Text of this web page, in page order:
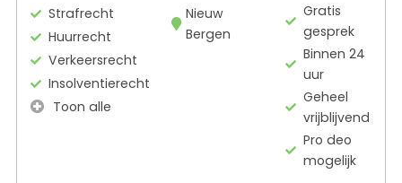
Strafrecht
Huurrecht
Verkeersrecht
Insolventierecht
Toon alle
Nieuw
Bergen
Gratis
gesprek
Binnen 24
uur
Geheel
vrijblijvend
Pro deo
mogelijk